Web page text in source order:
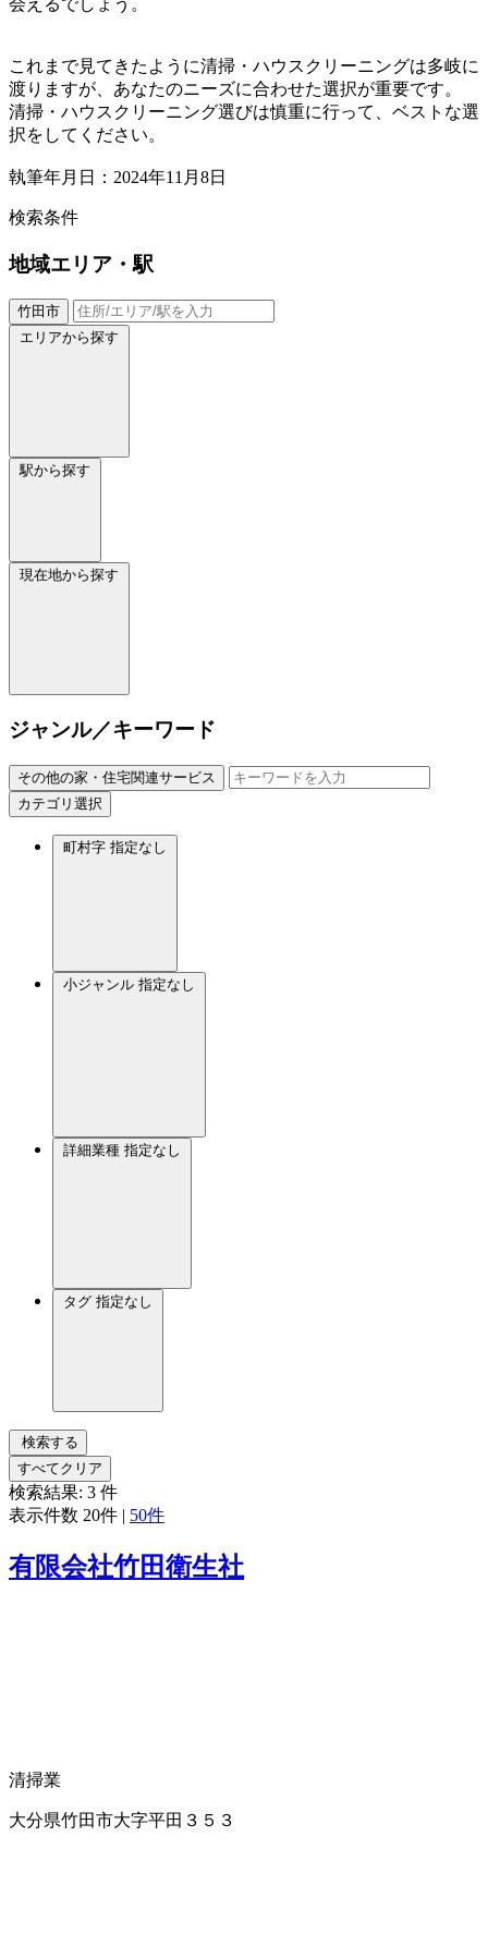
これまで見てきたように清掃・ハウスクリーニングは多岐に
渡りますが、あなたのニーズに合わせた選択が重要です。
清掃・ハウスクリーニング選びは慎重に行って、ベストな選
択をしてください。
執筆年月日：2024年11月8日
検索条件
地域エリア・駅
竹田市
エリアから探す
駅から探す
現在地から探す
ジャンル／キーワード
その他の家・住宅関連サービス
カテゴリ選択
町村字 指定なし
小ジャンル 指定なし
詳細業種 指定なし
タグ 指定なし
検索する
すべてクリア
検索結果: 3 件
表示件数 20件 | 50件
有限会社竹田衛生社
清掃業
大分県竹田市大字平田３５３